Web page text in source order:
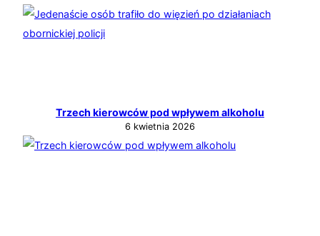
Trzech kierowców pod wpływem alkoholu
6 kwietnia 2026